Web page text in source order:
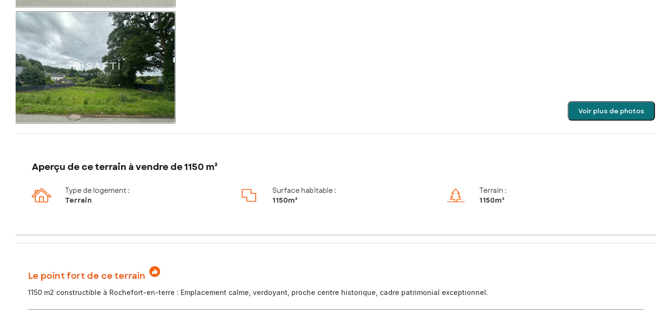
Voir plus de photos
Aperçu de ce terrain à vendre de 1150 m²
Type de logement :
Terrain
Surface habitable :
1 150m²
Terrain :
1 150m²
Le point fort de ce terrain
1150 m2 constructible à Rochefort-en-terre : Emplacement calme, verdoyant, proche centre historique, cadre patrimonial exceptionnel.